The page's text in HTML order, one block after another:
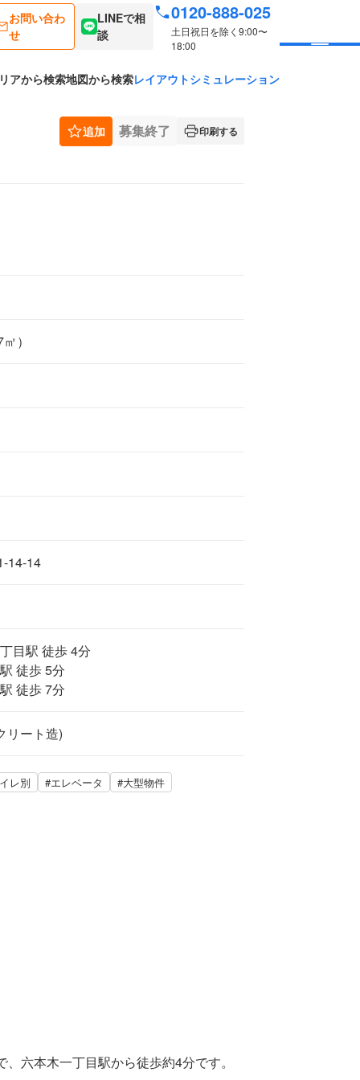
お問い合わ
せ
LINEで相
談
0120-888-025
土日祝日を除く9:00〜
18:00
アから検索地図から検索レイアウトシミュレーション
追加 募集終了 印刷する
）
14-14
目駅 徒歩 4分
徒歩 5分
徒歩 7分
リート造)
レ別 #エレベータ #大型物件
六本木一丁目駅から徒歩約4分です。